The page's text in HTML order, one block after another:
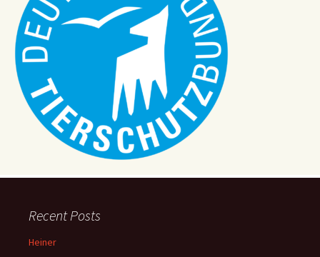
t
i
o
Recent Posts
Heiner